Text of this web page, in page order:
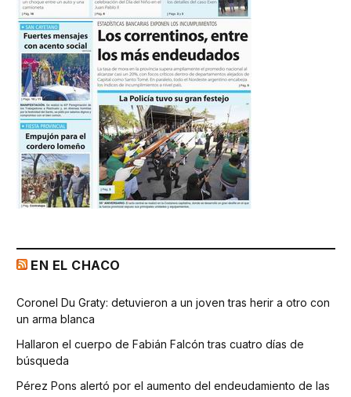
EN EL CHACO
Coronel Du Graty: detuvieron a un joven tras herir a otro con
un arma blanca
Hallaron el cuerpo de Fabián Falcón tras cuatro días de
búsqueda
Pérez Pons alertó por el aumento del endeudamiento de las